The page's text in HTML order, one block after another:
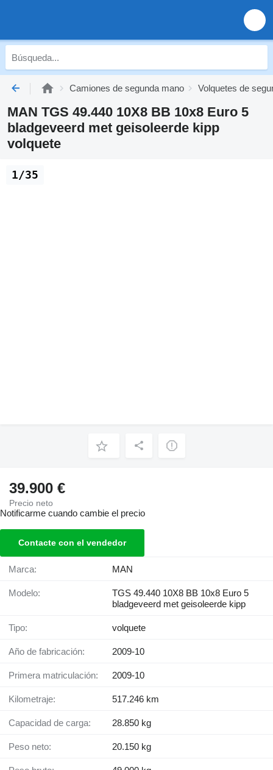
Camiones de segunda mano Volquetes de
MAN TGS 49.440 10X8 BB 10x8 Euro 5
bladgeveerd met geisoleerde kipp
volquete
1/35
39.900 €
Precio neto
Notificarme cuando cambie el precio
Contacte con el vendedor
Marca: MAN
Modelo:
TGS 49.440 10X8 BB 10x8 Euro 5
bladgeveerd met geisoleerde kipp
Tipo: volquete
Año de fabricación: 2009-10
Primera matriculación: 2009-10
Kilometraje: 517.246 km
Capacidad de carga: 28.850 kg
Peso neto: 20.150 kg